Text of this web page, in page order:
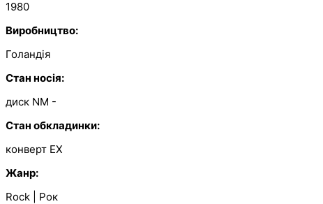
1980
Виробництво:
Голандія
Стан носія:
диск NM -
Стан обкладинки:
конверт EX
Жанр:
Rock | Рок